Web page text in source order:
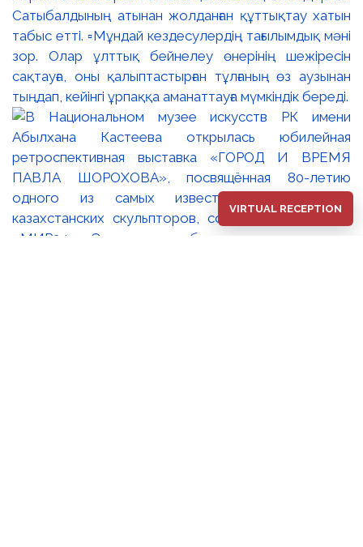
Сатыбалдының атынан жолданған құттықтау хатын
табыс етті. ▫️Мұндай кездесулердің тағылымдық мәні
зор. Олар ұлттық бейнелеу өнерінің шежіресін
сақтауға, оны қалыптастырған тұлғаның өз аузынан
тыңдап, кейінгі ұрпаққа аманаттауға мүмкіндік береді.
VIRTUAL RECEPTION